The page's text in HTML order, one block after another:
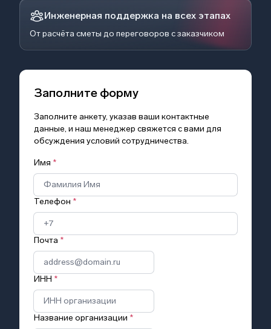
Инженерная поддержка на всех этапах
От расчёта сметы до переговоров с заказчиком
Заполните форму
Заполните анкету, указав ваши контактные
данные, и наш менеджер свяжется с вами для
обсуждения условий сотрудничества.
Имя *
Телефон *
Почта *
ИНН *
Название организации *